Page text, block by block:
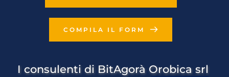
COMPILA IL FORM
I consulenti di BitAgorà Orobica srl